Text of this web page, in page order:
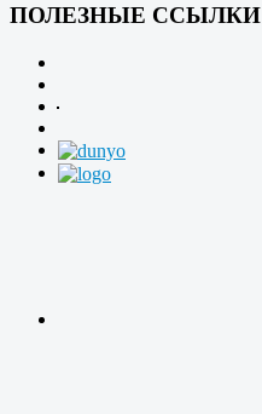
ПОЛЕЗНЫЕ ССЫЛКИ